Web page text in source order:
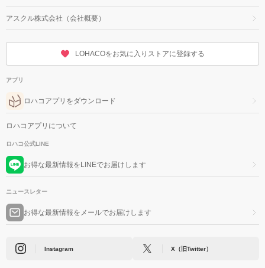
アスクル株式会社（会社概要）
LOHACOをお気に入りストアに登録する
アプリ
ロハコアプリをダウンロード
ロハコアプリについて
ロハコ公式LINE
お得な最新情報をLINEでお届けします
ニュースレター
お得な最新情報をメールでお届けします
Instagram X（旧Twitter）